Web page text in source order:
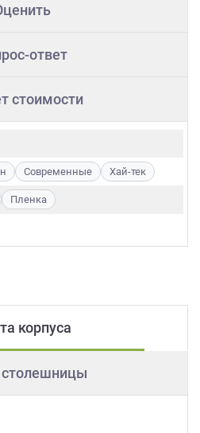
ответ
стоимости
Современные Хай-тек
Пленка
корпуса